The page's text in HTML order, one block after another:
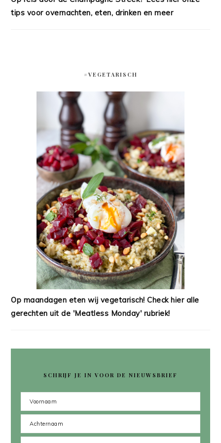
tips voor overnachten, eten, drinken en meer
#VEGETARISCH
Op maandagen eten wij vegetarisch! Check hier alle
gerechten uit de 'Meatless Monday' rubriek!
SCHRIJF JE IN VOOR DE NIEUWSBRIEF